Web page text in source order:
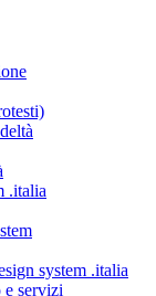
.italia
system .italia
e servizi